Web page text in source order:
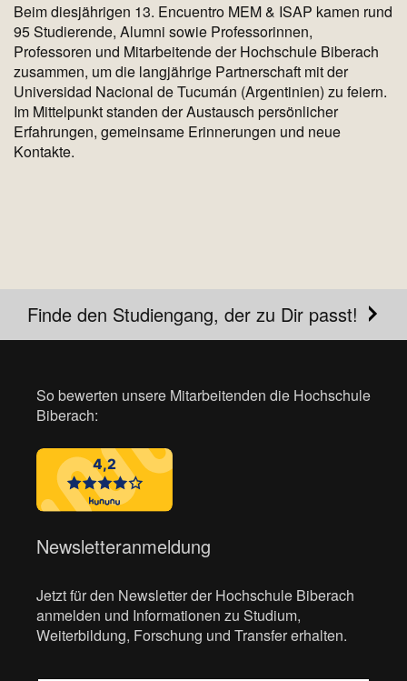
Beim diesjährigen 13. Encuentro MEM & ISAP kamen rund
95 Studierende, Alumni sowie Professorinnen,
Professoren und Mitarbeitende der Hochschule Biberach
zusammen, um die langjährige Partnerschaft mit der
Universidad Nacional de Tucumán (Argentinien) zu feiern.
Im Mittelpunkt standen der Austausch persönlicher
Erfahrungen, gemeinsame Erinnerungen und neue
Kontakte.
Finde den Studiengang, der zu Dir passt!
So bewerten unsere Mitarbeitenden die Hochschule
Biberach:
Newsletteranmeldung
Jetzt für den Newsletter der Hochschule Biberach
anmelden und Informationen zu Studium,
Weiterbildung, Forschung und Transfer erhalten.